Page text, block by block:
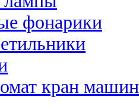
фонарики
кран